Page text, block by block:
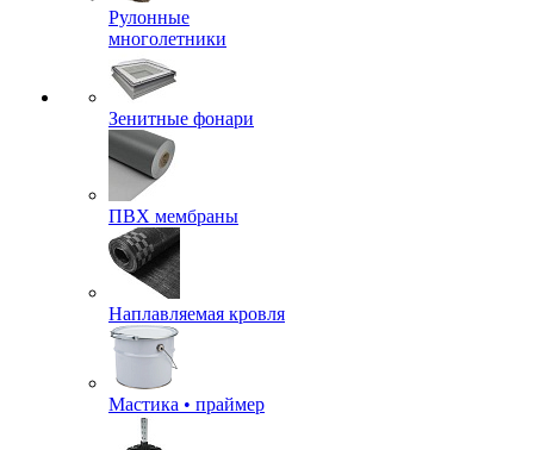
Рулонные
многолетники
Зенитные фонари
ПВХ мембраны
Наплавляемая кровля
Мастика • праймер